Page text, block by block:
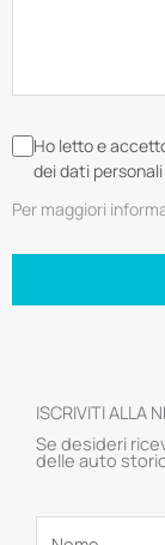
Ho letto e
dei dati
Per maggiori
ISCRIVITI ALLA
Se desideri
delle auto